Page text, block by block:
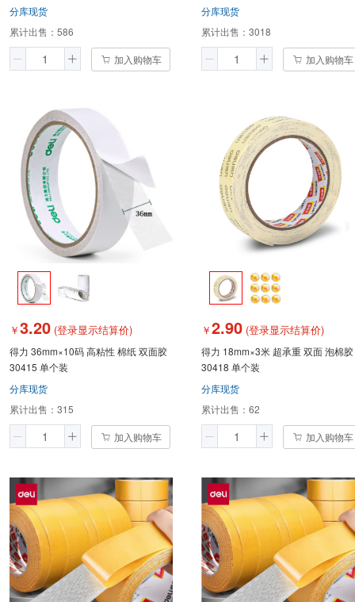
分库现货
累计出售： 586
加入购物车
分库现货
累计出售： 3018
加入购物车
￥3.20 (登录显示结算价)
得力 36mm×10码 高粘性 棉纸 双面胶
30415 单个装
分库现货
累计出售： 315
加入购物车
￥2.90 (登录显示结算价)
得力 18mm×3米 超承重 双面 泡棉胶
30418 单个装
分库现货
累计出售： 62
加入购物车